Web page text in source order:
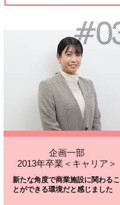
企画一部
2013年卒業＜キャリア＞
新たな角度で商業施設に関わるこ
とができる環境だと感じました